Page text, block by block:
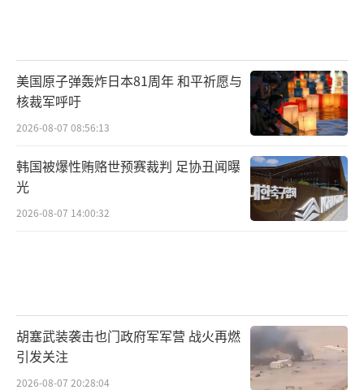
美国原子弹轰炸日本81周年 和平祈愿与
核裁军呼吁
2026-08-07 08:56:13
韩国被爆性贿赂世预赛裁判 足协丑闻曝
光
2026-08-07 14:00:32
胡塞武装袭击也门政府军军营 战火再燃
引发关注
2026-08-07 20:28:04